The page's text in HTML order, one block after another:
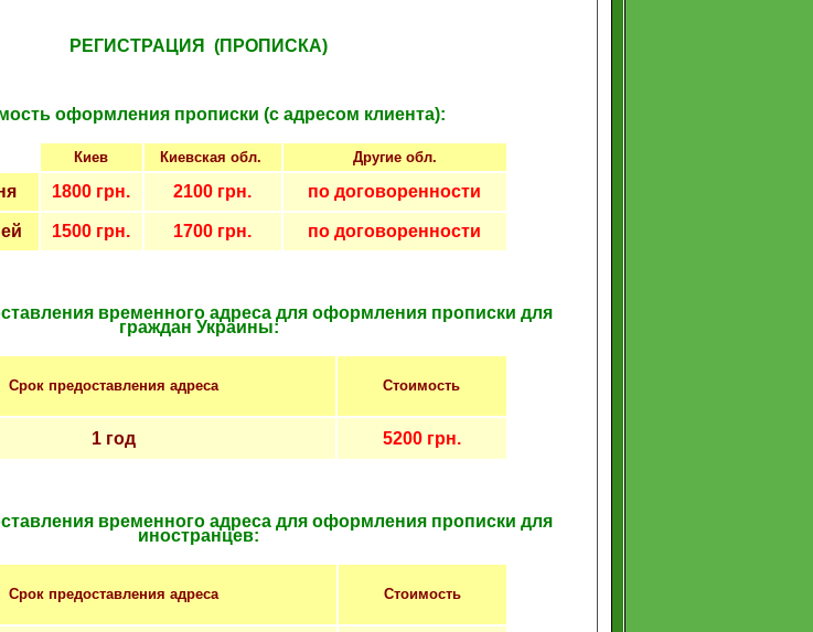
РЕГИСТРАЦИЯ (ПРОПИСКА)
оформления прописки (с адресом клиента):
Киев Киевская обл. Другие обл.
я 1800 грн. 2100 грн. по договоренности
1500 грн. 1700 грн. по договоренности
временного адреса для оформления прописки для
граждан Украины:
Срок предоставления адреса Стоимость
1 год 5200 грн.
временного адреса для оформления прописки для
иностранцев:
Срок предоставления адреса Стоимость